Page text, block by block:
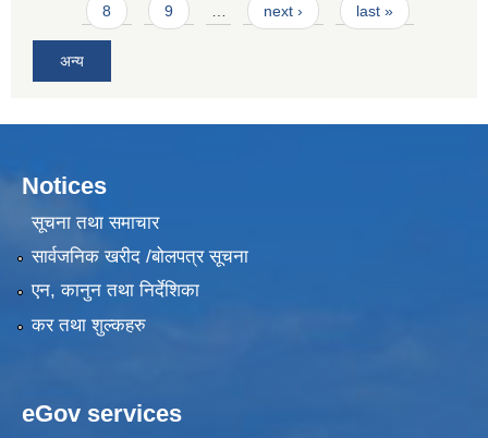
8 9 next › last »
अन्य
Notices
सूचना तथा समाचार
सार्वजनिक खरीद /बोलपत्र सूचना
एन, कानुन तथा निर्देशिका
कर तथा शुल्कहरु
eGov services